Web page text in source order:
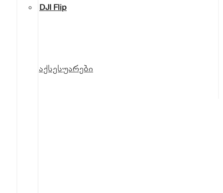
DJI Flip
აქსესუარები